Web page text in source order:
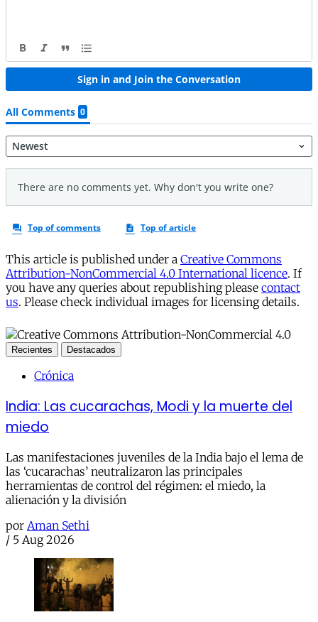
This article is published under a Creative Commons
Attribution-NonCommercial 4.0 International licence. If
you have any queries about republishing please contact
us. Please check individual images for licensing details.
Recientes Destacados
Crónica
India: Las cucarachas, Modi y la muerte del
miedo
Las manifestaciones juveniles de la India bajo el lema de
las ‘cucarachas’ neutralizaron las principales
herramientas de control del régimen: el miedo, la
alienación y la división
por Aman Sethi
/ 5 Aug 2026